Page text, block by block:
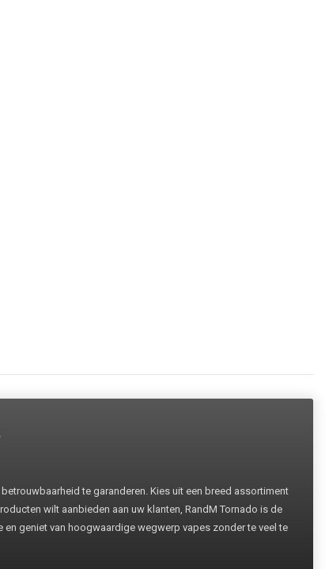
te garanderen. Kies uit een breed assortiment
wilt aanbieden aan uw klanten, RandM Tornado is de
geniet van hoogwaardige wegwerp vapes zonder te veel te